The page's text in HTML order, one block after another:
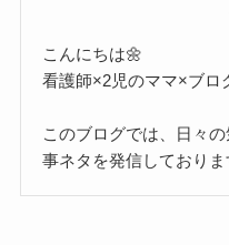
こんにちは🌼
看護師×2児のママ×ブ
このブログでは、日々
事ネタを発信しておりま